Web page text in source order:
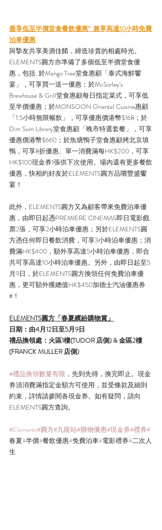
盡享低至半價堂食餐飲優惠*  兼享高達10小時免費
泊車優惠
與摯友共享美酒佳餚，締造珍貴的相處時光。
ELEMENTS圓方亦準備了多個低至半價堂食優
惠，包括: 於Mango Tree堂食惠顧「泰式海鮮饗
宴」，可享買一送一優惠；於McSorley's
Brewhouse & Grill堂食惠顧每日指定菜式，可享低
至半價優惠；於MONSOON Oriental Cuisine惠顧
「1.5小時無限暢飲」，可享優惠價港幣$168；於
Dim Sum Library堂食惠顧「晚市特選套餐」，可享
優惠價港幣$660；於魚塘鴨子堂食惠顧烤北京填
鴨，可享8折優惠、單一消費滿每HK$200，可享
HK$100現金券1張供下次使用。場內還有更多餐飲
優惠，快相約好友於ELEMENTS圓方品嚐豐盛饗
宴！
此外，ELEMENTS圓方又為顧客帶來免費泊車優
惠，由即日起憑PREMIERE CINEMAS即日電影戲
票2張，可享2小時泊車優惠；另於ELEMENTS圓
方憑任何即日餐飲消費，可享3小時泊車優惠；消
費滿HK$400，額外享高達5小時泊車優惠，即合
共可享高達10小時泊車優惠。另外，由即日起至5
月9日，於ELEMENTS圓方換領任何免費泊車優
惠，更可額外獲總值HK$450加德士汽油優惠券
#！
ELEMENTS圓方「春夏繽紛購物賞」
日期：由4月12日至5月9日
禮品換領處：火區1樓(TUDOR 店側) & 金區2樓
(FRANCK MULLER 店側)
#禮品換領數量有限 ，先到先得，換完即止。現金
券須消費滿指定金額方可使用，並受條款及細則
約束，詳情請參閱各現金券。如有疑問，請向
ELEMENTS圓方查詢。
#Elements#圓方#九龍站#購物優惠#現金券#禮券#
春夏#半價#餐飲優惠#免費泊車#電影禮券#二次人
生